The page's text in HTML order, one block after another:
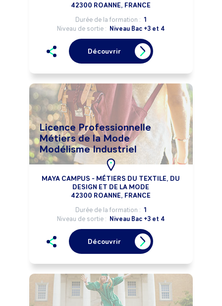
42300 ROANNE, FRANCE
Durée de la formation : 1
Niveau de sortie : Niveau Bac +3 et 4
Découvrir
Licence Professionnelle
Métiers de la Mode
Modélisme Industriel
MAYA CAMPUS - MÉTIERS DU TEXTILE, DU
DESIGN ET DE LA MODE
42300 ROANNE, FRANCE
Durée de la formation : 1
Niveau de sortie : Niveau Bac +3 et 4
Découvrir